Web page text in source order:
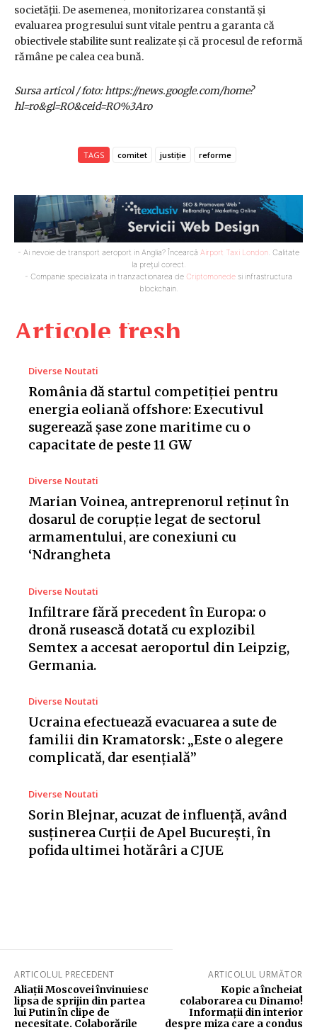
Articole fresh
Diverse Noutati
România dă startul competiției pentru
energia eoliană offshore: Executivul
sugerează șase zone maritime cu o
capacitate de peste 11 GW
Diverse Noutati
Marian Voinea, antreprenorul reținut în
dosarul de corupție legat de sectorul
armamentului, are conexiuni cu
‘Ndrangheta
Diverse Noutati
Infiltrare fără precedent în Europa: o
dronă rusească dotată cu explozibil
Semtex a accesat aeroportul din Leipzig,
Germania.
Diverse Noutati
Ucraina efectuează evacuarea a sute de
familii din Kramatorsk: „Este o alegere
complicată, dar esențială”
Diverse Noutati
Sorin Blejnar, acuzat de influență, având
susținerea Curții de Apel București, în
pofida ultimei hotărâri a CJUE
societății. De asemenea, monitorizarea constantă și
evaluarea progresului sunt vitale pentru a garanta că
obiectivele stabilite sunt realizate și că procesul de reformă
rămâne pe calea cea bună.
Sursa articol / foto: https://news.google.com/home?
hl=ro&gl=RO&ceid=RO%3Aro
TAGS comitet justiție reforme
- Ai nevoie de transport aeroport in Anglia? Încearcă Airport Taxi London. Calitate
la prețul corect.
- Companie specializata in tranzactionarea de Criptomonede si infrastructura
blockchain.
ARTICOLUL PRECEDENT
Aliații Moscovei învinuiesc
lipsa de sprijin din partea
lui Putin în clipe de
necesitate. Colaborările
ARTICOLUL URMĂTOR
Kopic a încheiat
colaborarea cu Dinamo!
Informații din interior
despre miza care a condus